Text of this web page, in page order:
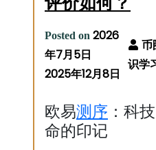
Posted on 2026
年7月5日
2025年12月8日
欧易测序 ：科
命的印记